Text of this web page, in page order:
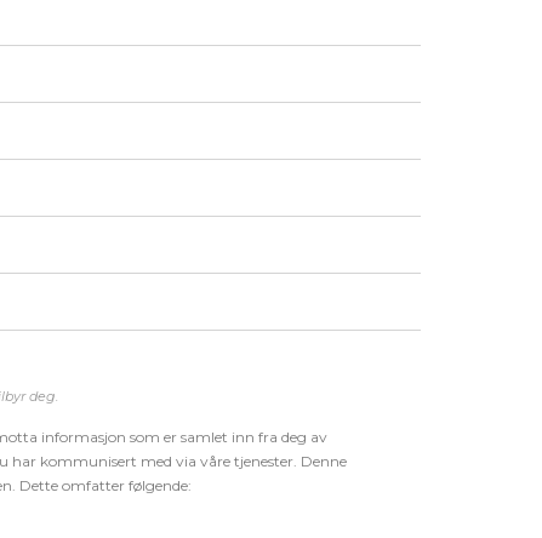
deg.
informasjon som er samlet inn fra deg av
har kommunisert med via våre tjenester. Denne
Dette omfatter følgende: